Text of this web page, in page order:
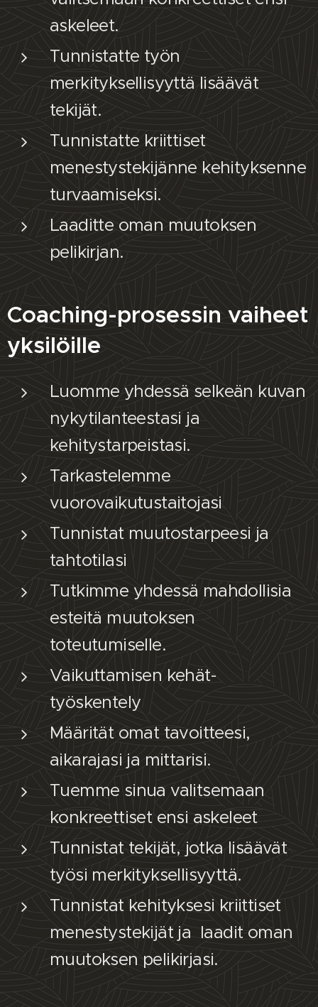
askeleet.
Tunnistatte työn
merkityksellisyyttä lisäävät
tekijät.
Tunnistatte kriittiset
menestystekijänne kehityksenne
turvaamiseksi.
Laaditte oman muutoksen
pelikirjan.
Coaching-prosessin vaiheet
yksilöille
Luomme yhdessä selkeän kuvan
nykytilanteestasi ja
kehitystarpeistasi.
Tarkastelemme
vuorovaikutustaitojasi
Tunnistat muutostarpeesi ja
tahtotilasi
Tutkimme yhdessä mahdollisia
esteitä muutoksen
toteutumiselle.
Vaikuttamisen kehät-
työskentely
Määrität omat tavoitteesi,
aikarajasi ja mittarisi.
Tuemme sinua valitsemaan
konkreettiset ensi askeleet
Tunnistat tekijät, jotka lisäävät
työsi merkityksellisyyttä.
Tunnistat kehityksesi kriittiset
menestystekijät ja laadit oman
muutoksen pelikirjasi.